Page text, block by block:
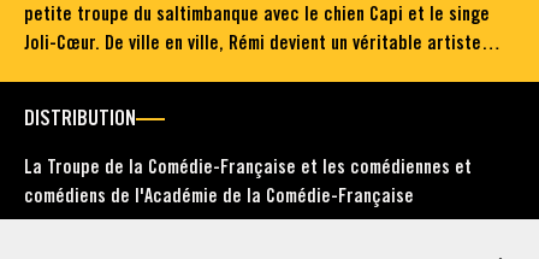
petite troupe du saltimbanque avec le chien Capi et le singe
Joli-Cœur. De ville en ville, Rémi devient un véritable artiste…
DISTRIBUTION
La Troupe de la Comédie-Française et les comédiennes et
comédiens de l'Académie de la Comédie-Française